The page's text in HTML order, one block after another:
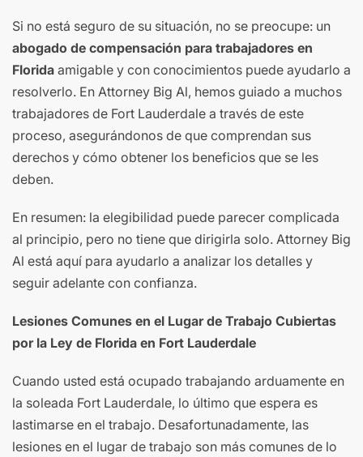
Si no está seguro de su situación, no se preocupe: un
abogado de compensación para trabajadores en
Florida amigable y con conocimientos puede ayudarlo a
resolverlo. En Attorney Big Al, hemos guiado a muchos
trabajadores de Fort Lauderdale a través de este
proceso, asegurándonos de que comprendan sus
derechos y cómo obtener los beneficios que se les
deben.
En resumen: la elegibilidad puede parecer complicada
al principio, pero no tiene que dirigirla solo. Attorney Big
Al está aquí para ayudarlo a analizar los detalles y
seguir adelante con confianza.
Lesiones Comunes en el Lugar de Trabajo Cubiertas
por la Ley de Florida en Fort Lauderdale
Cuando usted está ocupado trabajando arduamente en
la soleada Fort Lauderdale, lo último que espera es
lastimarse en el trabajo. Desafortunadamente, las
lesiones en el lugar de trabajo son más comunes de lo